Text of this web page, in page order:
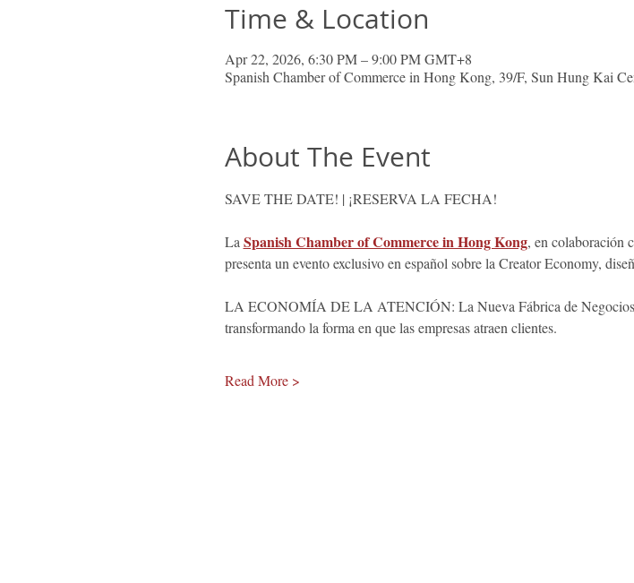
Time & Location
Apr 22, 2026, 6:30 PM – 9:00 PM GMT+8
Spanish Chamber of Commerce in Hong Kong, 39/F, Sun Hung Kai
About The Event
SAVE THE DATE! | ¡RESERVA LA FECHA!
La Spanish Chamber of Commerce in Hong Kong, en colaboración
presenta un evento exclusivo en español sobre la Creator Economy,
LA ECONOMÍA DE LA ATENCIÓN: La Nueva Fábrica de Negocios.
transformando la forma en que las empresas atraen clientes.
Read More >